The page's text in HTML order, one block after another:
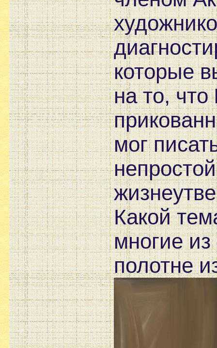
которые
на то, что
мог
Какой
многие из
полотне